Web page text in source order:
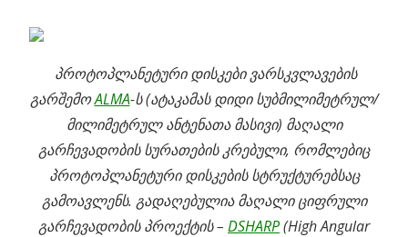
პროტოპლანეტური დისკები ვარსკვლავების
გარშემოALMA-ს (ატაკამას დიდი სუბმილიმეტრულ/
მილიმეტრულ ანტენათა მასივი) მაღალი
გარჩევადობის სურათების კრებული, რომლებიც
პროტოპლანეტური დისკების სტრუქტურებსაც
გამოავლენს. გადაღებულია მაღალი ციფრული
გარჩევადობის პროექტის – DSHARP(High Angular